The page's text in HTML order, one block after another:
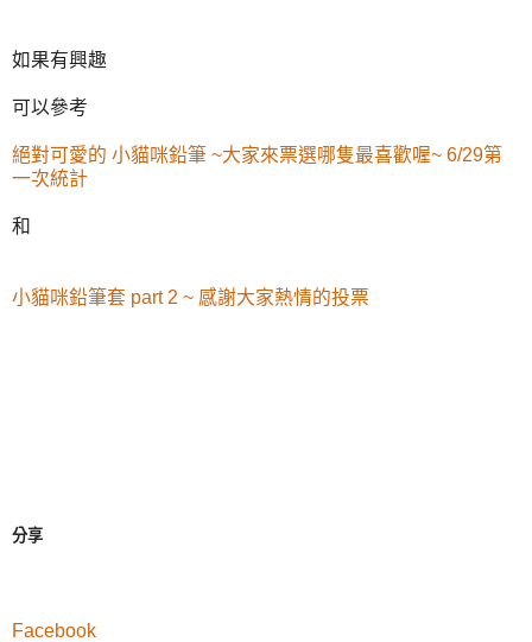
如果有興趣
可以參考
絕對可愛的 小貓咪鉛筆 ~大家來票選哪隻最喜歡喔~ 6/29第
一次統計
和
小貓咪鉛筆套 part 2 ~ 感謝大家熱情的投票
分享
Facebook